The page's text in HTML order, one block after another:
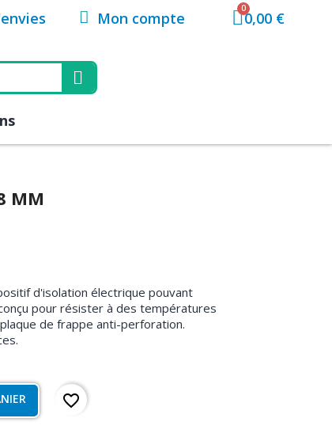
Mon compte 0,00 €
MM
d'isolation électrique pouvant
pour résister à des températures
de frappe anti-perforation.
favorite_border